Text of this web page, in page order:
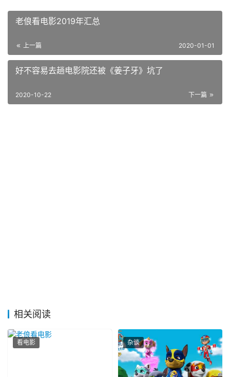
老俍看电影2019年汇总
上一篇 2020-01-01
好不容易去趟电影院还被《姜子牙》坑了
下一篇
2020-10-22
相关阅读
看电影 杂谈